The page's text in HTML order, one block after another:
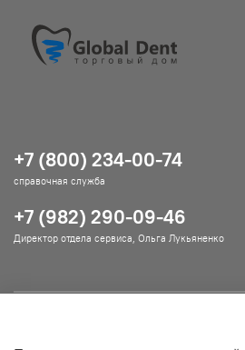
+7 (800) 234-00-74
справочная служба
+7 (982) 290-09-46
Директор отдела сервиса, Ольга Лукьяненко